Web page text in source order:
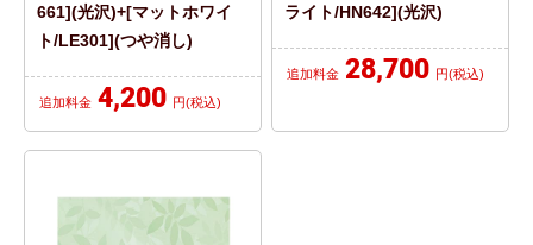
661](光沢)+[マットホワイ
ト/LE301](つや消し)
追加料金 4,200 円(税込)
ライト/HN642](光沢)
追加料金 28,700 円(税込)